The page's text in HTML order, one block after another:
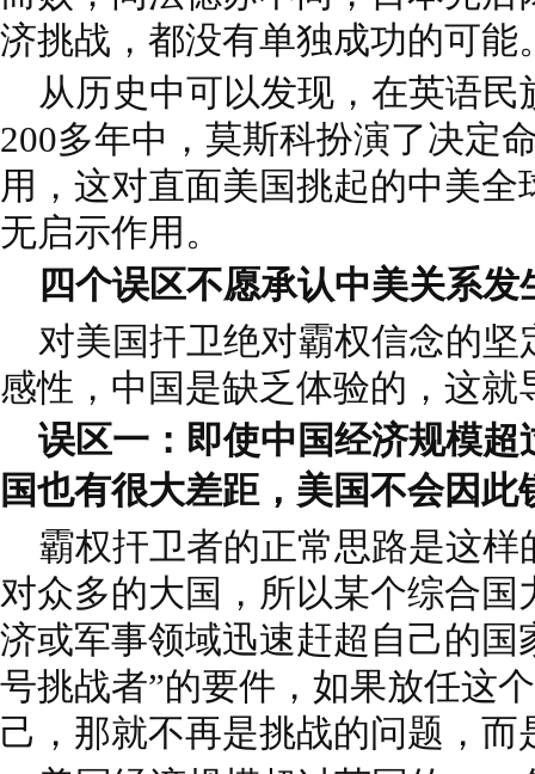
济挑战，都没有单独成功的可能
从历史中可以发现，在英语民
200多年中，莫斯科扮演了决定
用，这对直面美国挑起的中美
无启示作用。
四个误区不愿承认中美关系发
对美国扞卫绝对霸权信念的坚
感性，中国是缺乏体验的，这
误区一：即使中国经济规模超
国也有很大差距，美国不会因此
霸权扞卫者的正常思路是这样
对众多的大国，所以某个综合国
济或军事领域迅速赶超自己的国
号挑战者”的要件，如果放任这
己，那就不再是挑战的问题，而